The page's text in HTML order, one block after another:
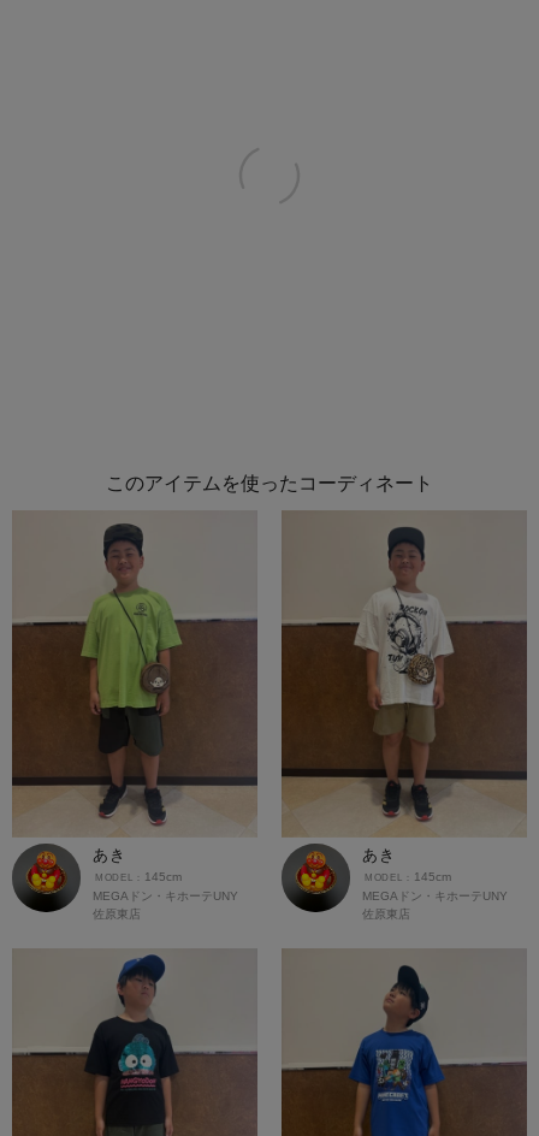
このアイテムを使ったコーディネート
あき
MEGAドン・キホーテUNY
佐原東店
145cm
あき
MEGAドン・キホーテUNY
佐原東店
145cm